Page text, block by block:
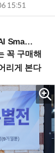
15:51
코엑스)